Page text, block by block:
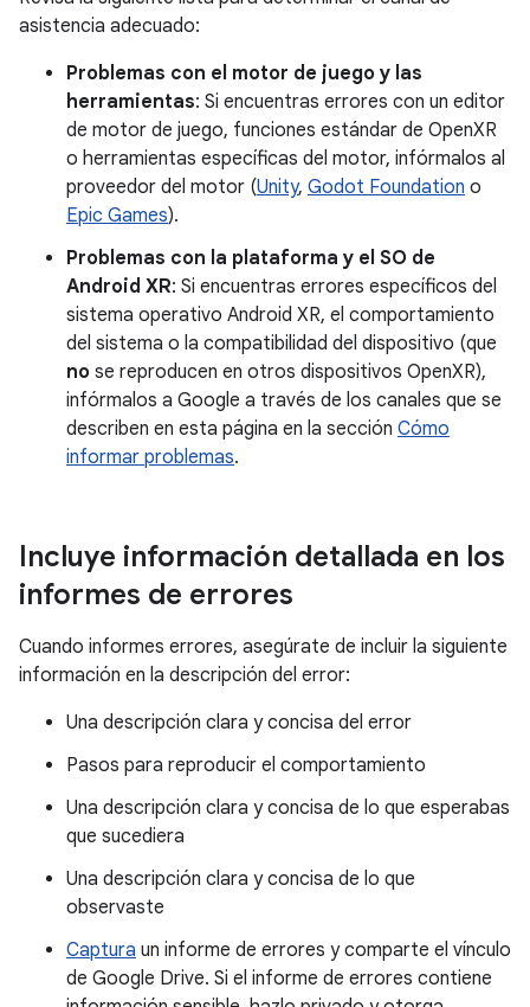
asistencia adecuado:
Problemas con el motor de juego y las
herramientas: Si encuentras errores con un editor
de motor de juego, funciones estándar de OpenXR
o herramientas específicas del motor, infórmalos al
proveedor del motor (Unity, Godot Foundation o
Epic Games).
Problemas con la plataforma y el SO de
Android XR: Si encuentras errores específicos del
sistema operativo Android XR, el comportamiento
del sistema o la compatibilidad del dispositivo (que
no se reproducen en otros dispositivos OpenXR),
infórmalos a Google a través de los canales que se
describen en esta página en la sección Cómo
informar problemas.
Incluye información detallada en los
informes de errores
Cuando informes errores, asegúrate de incluir la siguiente
información en la descripción del error:
Una descripción clara y concisa del error
Pasos para reproducir el comportamiento
Una descripción clara y concisa de lo que esperabas
que sucediera
Una descripción clara y concisa de lo que
observaste
Captura un informe de errores y comparte el vínculo
de Google Drive. Si el informe de errores contiene